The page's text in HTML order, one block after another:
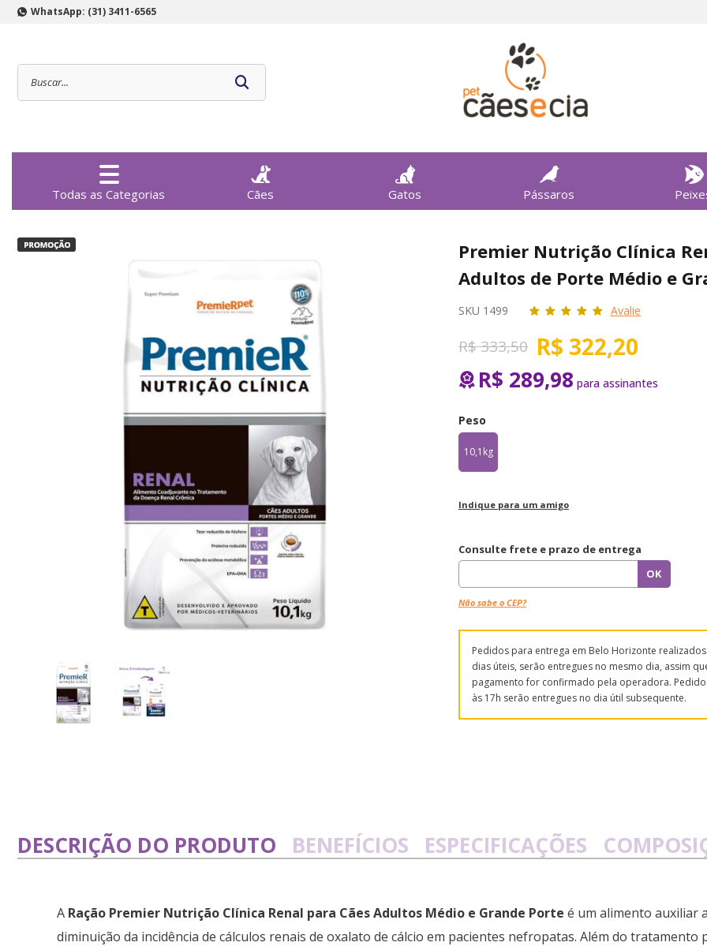
WhatsApp: (31) 3411-6565
Todas as Categorias Cães Gatos Pássaros
Premier Nutrição Clínica
Adultos de Porte Médio e
SKU 1499 Avalie
R$ 333,50 R$ 322,20
R$ 289,98
Peso
10,1kg
Indique para um amigo
Consulte frete e prazo de entrega
Não sabe o CEP?
Pedidos para entrega em Belo Horizonte
dias úteis, serão entregues no mesmo dia, assim
pagamento for confirmado pela operadora.
às 17h serão entregues no dia útil subsequente.
DESCRIÇÃO DO PRODUTO BENEFÍCIOS ESPECIFICAÇÕES
A Ração Premier Nutrição Clínica Renal para Cães Adultos Médio e Grande Porte é um alimento auxiliar
diminuição da incidência de cálculos renais de oxalato de cálcio em pacientes nefropatas. Além do